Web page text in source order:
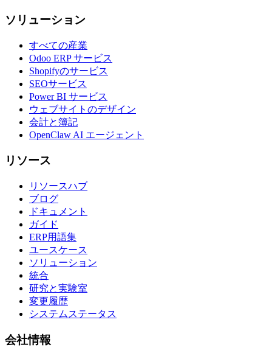
ソリューション
すべての産業
Odoo ERP サービス
Shopifyのサービス
SEOサービス
Power BI サービス
ウェブサイトのデザイン
会計と簿記
OpenClaw AI エージェント
リソース
リソースハブ
ブログ
ドキュメント
ガイド
ERP用語集
ユースケース
ソリューション
統合
研究と実験室
変更履歴
システムステータス
会社情報